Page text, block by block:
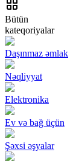
Bütün
kateqoriyalar
Daşınmaz əmlak
Nəqliyyat
Elektronika
Ev və bağ üçün
Şəxsi əşyalar